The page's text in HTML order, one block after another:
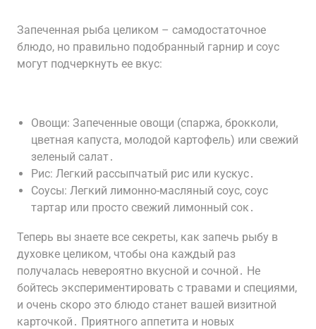
Запеченная рыба целиком – самодостаточное
блюдо, но правильно подобранный гарнир и соус
могут подчеркнуть ее вкус:
Овощи: Запеченные овощи (спаржа, брокколи,
цветная капуста, молодой картофель) или свежий
зеленый салат․
Рис: Легкий рассыпчатый рис или кускус․
Соусы: Легкий лимонно-масляный соус, соус
тартар или просто свежий лимонный сок․
Теперь вы знаете все секреты, как запечь рыбу в
духовке целиком, чтобы она каждый раз
получалась невероятно вкусной и сочной․ Не
бойтесь экспериментировать с травами и специями,
и очень скоро это блюдо станет вашей визитной
карточкой․ Приятного аппетита и новых